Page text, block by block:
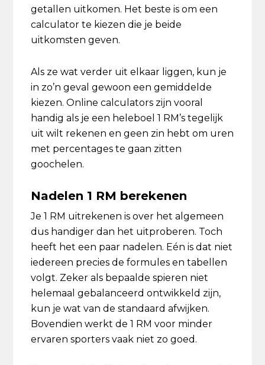
getallen uitkomen. Het beste is om een
calculator te kiezen die je beide
uitkomsten geven.
Als ze wat verder uit elkaar liggen, kun je
in zo’n geval gewoon een gemiddelde
kiezen. Online calculators zijn vooral
handig als je een heleboel 1 RM’s tegelijk
uit wilt rekenen en geen zin hebt om uren
met percentages te gaan zitten
goochelen.
Nadelen 1 RM berekenen
Je 1 RM uitrekenen is over het algemeen
dus handiger dan het uitproberen. Toch
heeft het een paar nadelen. Eén is dat niet
iedereen precies de formules en tabellen
volgt. Zeker als bepaalde spieren niet
helemaal gebalanceerd ontwikkeld zijn,
kun je wat van de standaard afwijken.
Bovendien werkt de 1 RM voor minder
ervaren sporters vaak niet zo goed.